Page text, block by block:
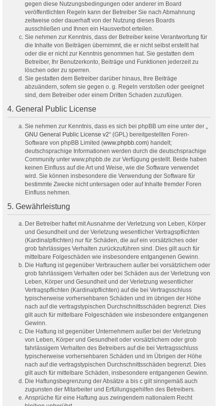
gegen diese Nutzungsbedingungen oder anderer im Board
veröffentlichten Regeln kann der Betreiber Sie nach Abmahnung
zeitweise oder dauerhaft von der Nutzung dieses Boards
ausschließen und Ihnen ein Hausverbot erteilen.
Sie nehmen zur Kenntnis, dass der Betreiber keine Verantwortung für
die Inhalte von Beiträgen übernimmt, die er nicht selbst erstellt hat
oder die er nicht zur Kenntnis genommen hat. Sie gestatten dem
Betreiber, Ihr Benutzerkonto, Beiträge und Funktionen jederzeit zu
löschen oder zu sperren.
Sie gestatten dem Betreiber darüber hinaus, Ihre Beiträge
abzuändern, sofern sie gegen o. g. Regeln verstoßen oder geeignet
sind, dem Betreiber oder einem Dritten Schaden zuzufügen.
4. General Public License
Sie nehmen zur Kenntnis, dass es sich bei phpBB um eine unter der „
GNU General Public License v2“ (GPL) bereitgestellten Foren-
Software von phpBB Limited (www.phpbb.com) handelt;
deutschsprachige Informationen werden durch die deutschsprachige
Community unter www.phpbb.de zur Verfügung gestellt. Beide haben
keinen Einfluss auf die Art und Weise, wie die Software verwendet
wird. Sie können insbesondere die Verwendung der Software für
bestimmte Zwecke nicht untersagen oder auf Inhalte fremder Foren
Einfluss nehmen.
5. Gewährleistung
Der Betreiber haftet mit Ausnahme der Verletzung von Leben, Körper
und Gesundheit und der Verletzung wesentlicher Vertragspflichten
(Kardinalpflichten) nur für Schäden, die auf ein vorsätzliches oder
grob fahrlässiges Verhalten zurückzuführen sind. Dies gilt auch für
mittelbare Folgeschäden wie insbesondere entgangenen Gewinn.
Die Haftung ist gegenüber Verbrauchern außer bei vorsätzlichem oder
grob fahrlässigem Verhalten oder bei Schäden aus der Verletzung von
Leben, Körper und Gesundheit und der Verletzung wesentlicher
Vertragspflichten (Kardinalpflichten) auf die bei Vertragsschluss
typischerweise vorhersehbaren Schäden und im übrigen der Höhe
nach auf die vertragstypischen Durchschnittsschäden begrenzt. Dies
gilt auch für mittelbare Folgeschäden wie insbesondere entgangenen
Gewinn.
Die Haftung ist gegenüber Unternehmern außer bei der Verletzung
von Leben, Körper und Gesundheit oder vorsätzlichem oder grob
fahrlässigem Verhalten des Betreibers auf die bei Vertragsschluss
typischerweise vorhersehbaren Schäden und im Übrigen der Höhe
nach auf die vertragstypischen Durchschnittsschäden begrenzt. Dies
gilt auch für mittelbare Schäden, insbesondere entgangenen Gewinn.
Die Haftungsbegrenzung der Absätze a bis c gilt sinngemäß auch
zugunsten der Mitarbeiter und Erfüllungsgehilfen des Betreibers.
Ansprüche für eine Haftung aus zwingendem nationalem Recht